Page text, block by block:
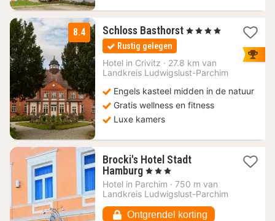
8.4 Schloss Basthorst 3
120,37
€
, 4 Sterren
Rustig gelegen
Hotel in Crivitz · 27.8 km van
Landkreis Ludwigslust-Parchim
Engels kasteel midden in de natuur
Gratis wellness en fitness
Luxe kamers
Brocki's Hotel Stadt
Hamburg 1
nacht
vanaf
107,48
€
, 3 Sterren
Hotel in Parchim · 750 m van
Landkreis Ludwigslust-Parchim
Ontgrendel korting